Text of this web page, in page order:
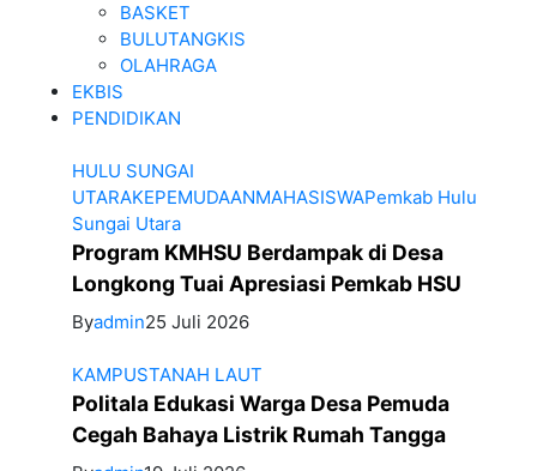
BASKET
BULUTANGKIS
OLAHRAGA
EKBIS
PENDIDIKAN
HULU SUNGAI
UTARAKEPEMUDAANMAHASISWAPemkab Hulu
Sungai Utara
Program KMHSU Berdampak di Desa
Longkong Tuai Apresiasi Pemkab HSU
Byadmin25 Juli 2026
KAMPUSTANAH LAUT
Politala Edukasi Warga Desa Pemuda
Cegah Bahaya Listrik Rumah Tangga